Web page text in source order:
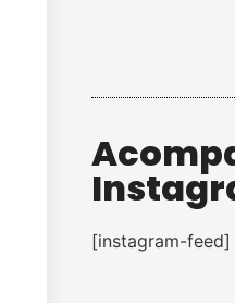
[instagram-feed]